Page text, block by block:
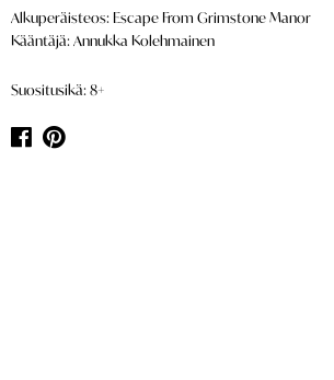
Alkuperäisteos: Escape From Grimstone Manor
Kääntäjä: Annukka Kolehmainen
Suositusikä: 8+